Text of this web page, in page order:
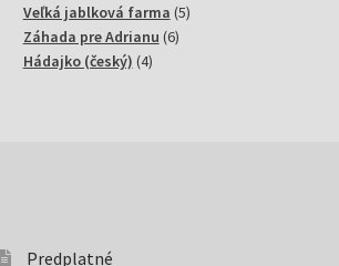
produktov
Veľká jablková farma 55
Záhada pre Adrianu 66
Hádajko (český) 44
Predplatné